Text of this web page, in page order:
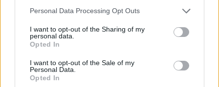
Personal Data Processing Opt Outs
I want to opt-out of the Sharing of my
personal data.
Opted In
I want to opt-out of the Sale of my
Personal Data.
Opted In
30 °C
2 Μπφ ΒΔ